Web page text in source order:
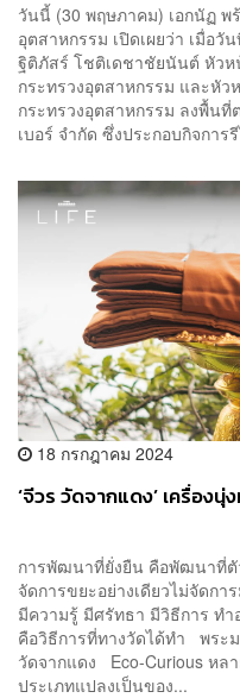
วันนี้ (30 พฤษภาคม) เอกนัฏ พ
อุตสาหกรรม เปิดเผยว่า เมื่อ
ฐิติภัสร์ โชติเดชาชัยนันต์ หัว
กระทรวงอุตสาหกรรม และหั
กระทรวงอุตสาหกรรม ลงพื้น
เบอร์ จำกัด ซึ่งประกอบกิจการ
18 กรกฎาคม 2024
‘จีวร วัดจากแดง’ เครื่อง
การพัฒนาที่ยั่งยืน คือพัฒนาที่
จัดการขยะอย่างเดียวไม่จัดก
มีความรู้ มีศรัทธา มีวิธีการ ทำ
คือวิธีการที่ทางวัดได้ทำ พระ
วัดจากแดง Eco-Curious หล
ประเภทแปลงเป็นของ...